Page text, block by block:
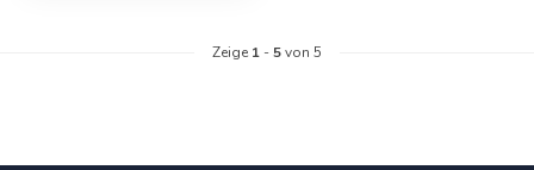
Zeige 1 -5von 5